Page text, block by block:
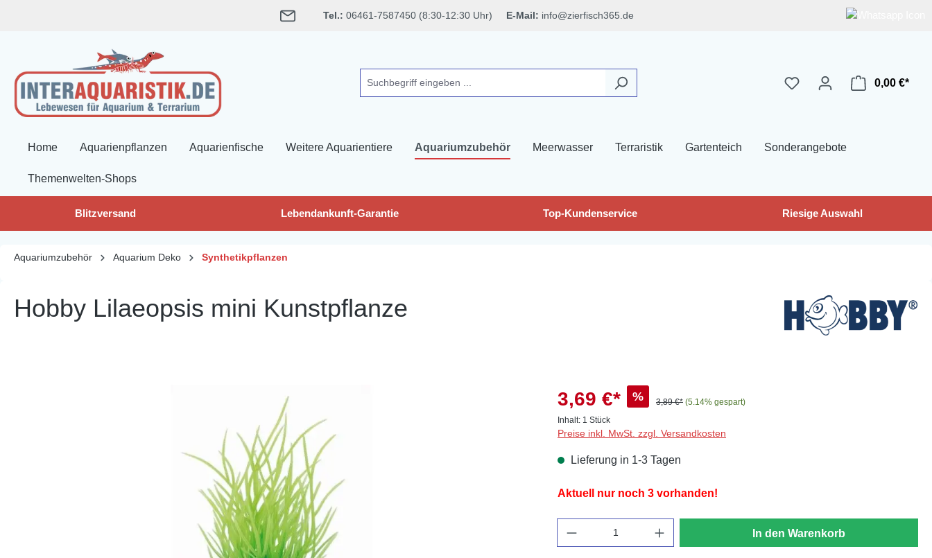
Tel.: 06461-7587450 (8:30-12:30 Uhr) E-Mail: info@zierfisch365.de
0,00 €*
Home Aquarienpflanzen Aquarienfische Weitere Aquarientiere Aquariumzubehör Meerwasser Terraristik Gartenteich Sonderangebote
Themenwelten-Shops
Blitzversand Lebendankunft-Garantie Top-Kundenservice Riesige Auswahl
Aquariumzubehör Aquarium Deko Synthetikpflanzen
Hobby Lilaeopsis mini Kunstpflanze
3,69 €* % 3,89 €* (5.14% gespart)
Inhalt: 1 Stück
Preise inkl. MwSt. zzgl. Versandkosten
Lieferung in 1-3 Tagen
Aktuell nur noch 3 vorhanden!
In den Warenkorb